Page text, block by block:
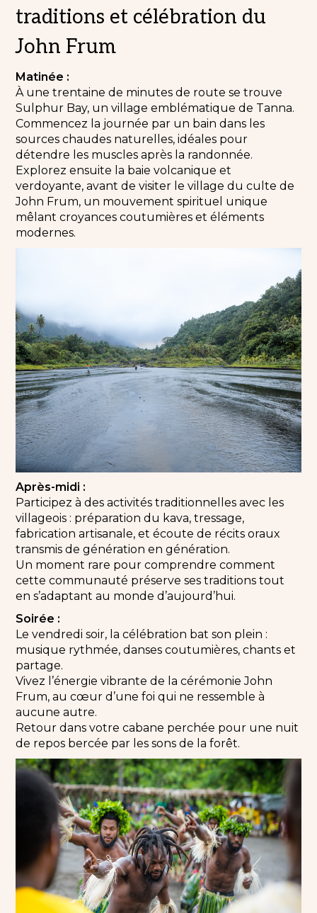
traditions et célébration du
John Frum
Matinée :
À une trentaine de minutes de route se trouve
Sulphur Bay, un village emblématique de Tanna.
Commencez la journée par un bain dans les
sources chaudes naturelles, idéales pour
détendre les muscles après la randonnée.
Explorez ensuite la baie volcanique et
verdoyante, avant de visiter le village du culte de
John Frum, un mouvement spirituel unique
mêlant croyances coutumières et éléments
modernes.
Après-midi :
Participez à des activités traditionnelles avec les
villageois : préparation du kava, tressage,
fabrication artisanale, et écoute de récits oraux
transmis de génération en génération.
Un moment rare pour comprendre comment
cette communauté préserve ses traditions tout
en s’adaptant au monde d’aujourd’hui.
Soirée :
Le vendredi soir, la célébration bat son plein :
musique rythmée, danses coutumières, chants et
partage.
Vivez l’énergie vibrante de la cérémonie John
Frum, au cœur d’une foi qui ne ressemble à
aucune autre.
Retour dans votre cabane perchée pour une nuit
de repos bercée par les sons de la forêt.